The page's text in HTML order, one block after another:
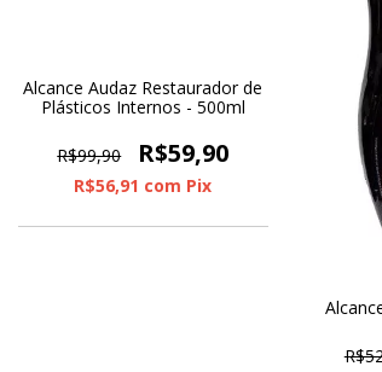
Alcance Audaz Restaurador de
Plásticos Internos - 500ml
R$99,90 R$59,90
R$56,91 com Pix